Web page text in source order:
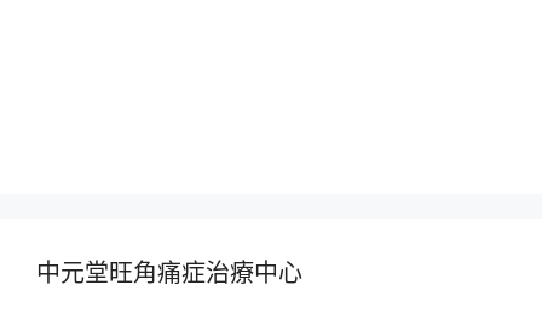
中元堂旺角痛症治療中心